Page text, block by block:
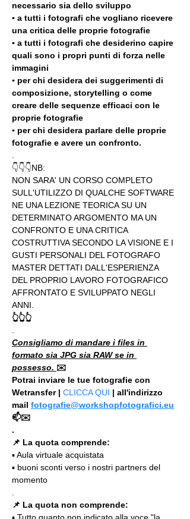
necessario sia dello sviluppo
▪️ a tutti i fotografi che vogliano ricevere
una critica delle proprie fotografie
▪️ a tutti i fotografi che desiderino capire
quali sono i propri punti di forza nelle
immagini
▪️ per chi desidera dei suggerimenti di
composizione, storytelling o come
creare delle sequenze efficaci con le
proprie fotografie
▪️ per chi desidera parlare delle proprie
fotografie e avere un confronto.
👇👇👇NB:
NON SARA' UN CORSO COMPLETO
SULL'UTILIZZO DI QUALCHE SOFTWARE
NE UNA LEZIONE TEORICA SU UN
DETERMINATO ARGOMENTO MA UN
CONFRONTO E UNA CRITICA
COSTRUTTIVA SECONDO LA VISIONE E I
GUSTI PERSONALI DEL FOTOGRAFO
MASTER DETTATI DALL'ESPERIENZA
DEL PROPRIO LAVORO FOTOGRAFICO
AFFRONTATO E SVILUPPATO NEGLI
ANNI.
👆👆👆
Consigliamo di mandare i files in
formato sia JPG sia RAW se in
possesso. ✉️
Potrai inviare le tue fotografie con
Wetransfer | CLICCA QUI | all'indirizzo
mail fotografie@workshopfotografici.eu
📫✉️
.
📌 La quota comprende:
▪️ Aula virtuale acquistata
▪️ buoni sconti verso i nostri partners del
momento
📌 La quota non comprende: